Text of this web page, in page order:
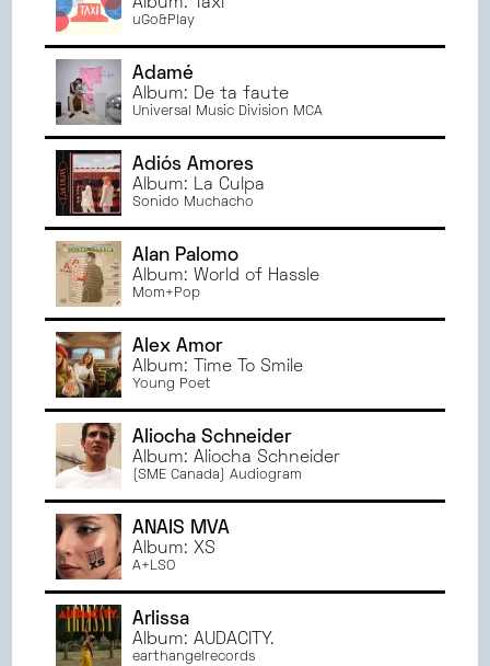
Album: Taxi
uGo&Play
Adamé
Album: De ta faute
Universal Music Division MCA
Adiós Amores
Album: La Culpa
Sonido Muchacho
Alan Palomo
Album: World of Hassle
Mom+Pop
Alex Amor
Album: Time To Smile
Young Poet
Aliocha Schneider
Album: Aliocha Schneider
(SME Canada) Audiogram
ANAÏS MVA
Album: XS
A+LSO
Arlissa
Album: AUDACITY.
earthangelrecords